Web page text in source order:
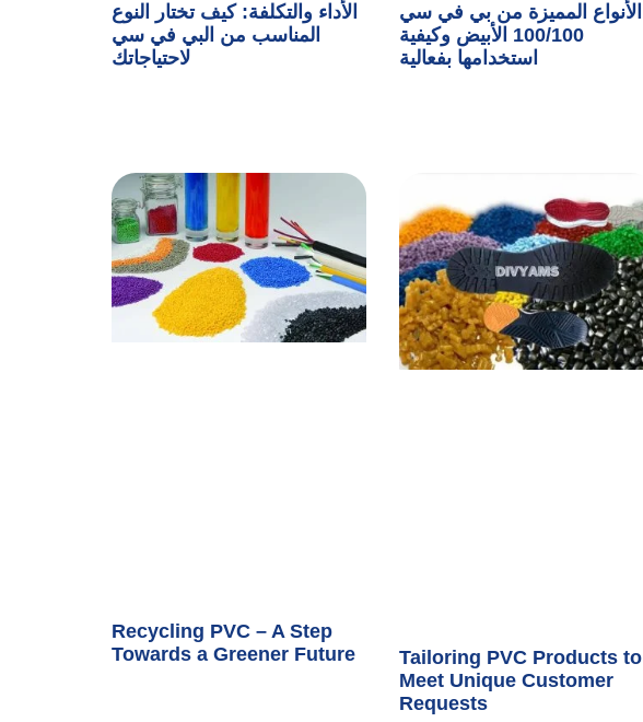
الأداء والتكلفة: كيف تختار النوع
المناسب من البي في سي
لاحتياجاتك
الأنواع المميزة من بي في سي
100/100 الأبيض وكيفية
استخدامها بفعالية
Recycling PVC – A Step
Towards a Greener Future
Tailoring PVC Products to
Meet Unique Customer
Requests